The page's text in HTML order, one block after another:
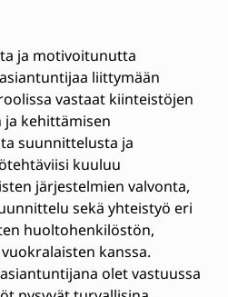
ja motivoitunutta
liittymään
vastaat kiinteistöjen
kehittämisen
suunnittelusta ja
kuuluu
järjestelmien valvonta,
sekä yhteistyö eri
huoltohenkilöstön,
kanssa.
olet vastuussa